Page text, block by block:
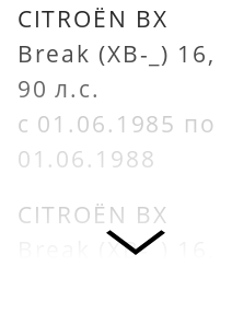
CITROËN BX
Break (XB-_) 16,
90 л.с.
с 01.06.1985 по
01.06.1988
CITROËN BX
Break (XB-_) 16,